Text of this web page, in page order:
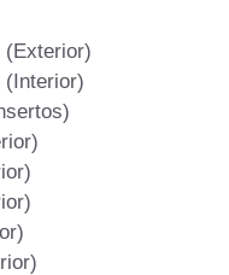
(Exterior)
(Interior)